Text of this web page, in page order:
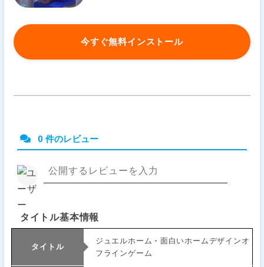
今すぐ無料インストール
0 件のレビュー
タイトル基本情報
タイトル
ジュエルホーム - 面白いホームデザインオ
フラインゲーム